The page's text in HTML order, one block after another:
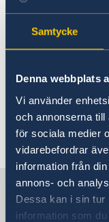
Samtycke
Denna webbplats
Vi använder
och annonserna till
för sociala medier
vidarebefordrar
information från
annons- och
Dessa kan i sin tur
information som
Zambia
Rösta i Zambia
Hjälp till
Rösta i Zambia
Akut hjälp
Svenskt
Legaliseringar
Pass och ID-kort
Nya pass och
2022
Avgifter
Gifta sig
Ambassadens
Aktuella
Allmänna
Terrorism
Hälso- och
Lokala lagar och
Kriminalitet och
In- och
Kontakta
rör viseringar
Senast
Sverige i